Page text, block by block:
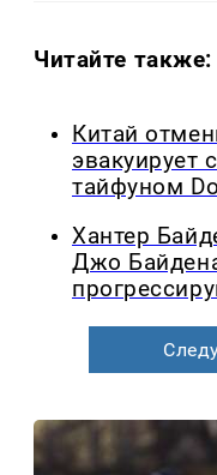
Читайте также:
Китай
эвакуирует
тайфуном
Хантер
Джо